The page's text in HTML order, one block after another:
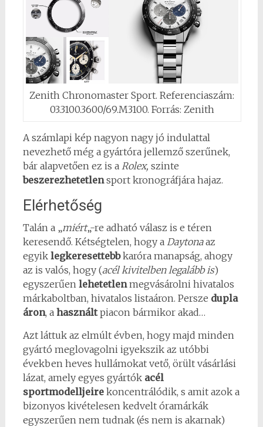
Zenith Chronomaster Sport. Referenciaszám:
03.3100.3600/69.M3100. Forrás: Zenith
A számlapi kép nagyon nagy jó indulattal
nevezhető még a gyártóra jellemző szerűnek,
bár alapvetően ez is a Rolex, szinte
beszerezhetetlensport kronográfjára hajaz.
Elérhetőség
Talán a „miért„-re adható válasz is e téren
keresendő. Kétségtelen, hogy a Daytonaaz
egyik legkeresettebbkaróra manapság, ahogy
az is valós, hogy (acél kivitelben legalább is)
egyszerűen lehetetlenmegvásárolni hivatalos
márkaboltban, hivatalos listaáron. Persze dupla
áron, a használtpiacon bármikor akad…
Azt láttuk az elmúlt évben, hogy majd minden
gyártó meglovagolni igyekszik az utóbbi
években heves hullámokat vető, örült vásárlási
lázat, amely egyes gyártók acél
sportmodelljeirekoncentrálódik, s amit azok a
bizonyos kivételesen kedvelt óramárkák
egyszerűen nem tudnak (és nem is akarnak)